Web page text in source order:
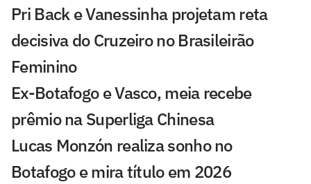
Pri Back e Vanessinha projetam reta
decisiva do Cruzeiro no Brasileirão
Feminino
Ex-Botafogo e Vasco, meia recebe
prêmio na Superliga Chinesa
Lucas Monzón realiza sonho no
Botafogo e mira título em 2026